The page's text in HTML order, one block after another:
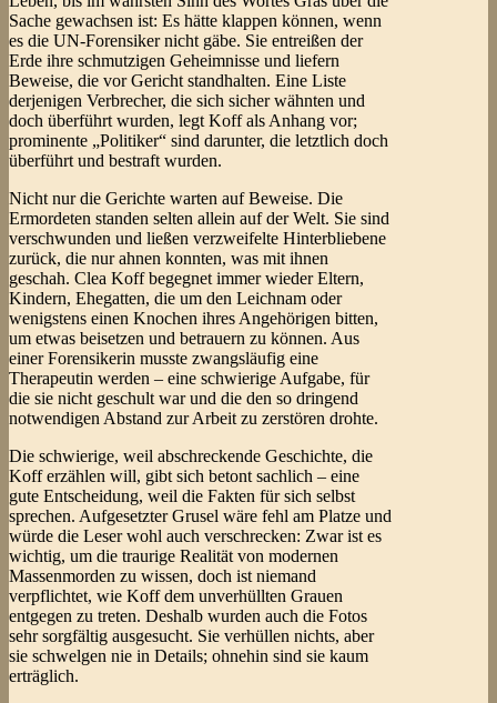
Sache gewachsen ist: Es hätte klappen können, wenn
es die UN-Forensiker nicht gäbe. Sie entreißen der
Erde ihre schmutzigen Geheimnisse und liefern
Beweise, die vor Gericht standhalten. Eine Liste
derjenigen Verbrecher, die sich sicher wähnten und
doch überführt wurden, legt Koff als Anhang vor;
prominente „Politiker“ sind darunter, die letztlich doch
überführt und bestraft wurden.
Nicht nur die Gerichte warten auf Beweise. Die
Ermordeten standen selten allein auf der Welt. Sie sind
verschwunden und ließen verzweifelte Hinterbliebene
zurück, die nur ahnen konnten, was mit ihnen
geschah. Clea Koff begegnet immer wieder Eltern,
Kindern, Ehegatten, die um den Leichnam oder
wenigstens einen Knochen ihres Angehörigen bitten,
um etwas beisetzen und betrauern zu können. Aus
einer Forensikerin musste zwangsläufig eine
Therapeutin werden – eine schwierige Aufgabe, für
die sie nicht geschult war und die den so dringend
notwendigen Abstand zur Arbeit zu zerstören drohte.
Die schwierige, weil abschreckende Geschichte, die
Koff erzählen will, gibt sich betont sachlich – eine
gute Entscheidung, weil die Fakten für sich selbst
sprechen. Aufgesetzter Grusel wäre fehl am Platze und
würde die Leser wohl auch verschrecken: Zwar ist es
wichtig, um die traurige Realität von modernen
Massenmorden zu wissen, doch ist niemand
verpflichtet, wie Koff dem unverhüllten Grauen
entgegen zu treten. Deshalb wurden auch die Fotos
sehr sorgfältig ausgesucht. Sie verhüllen nichts, aber
sie schwelgen nie in Details; ohnehin sind sie kaum
erträglich.